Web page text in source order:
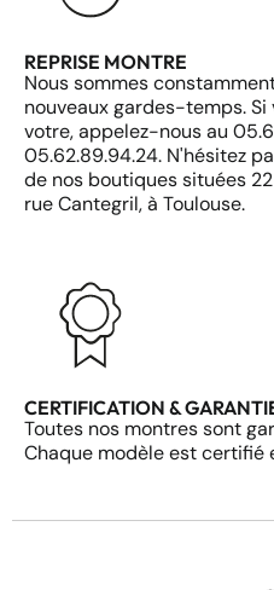
REPRISE MONTRE
Nous sommes
nouveaux gardes-temps.
votre, appelez-nous au
05.62.89.94.24. N'hésitez
de nos boutiques situées
rue Cantegril, à Toulouse.
CERTIFICATION &
Toutes nos montres sont
Chaque modèle est certifié